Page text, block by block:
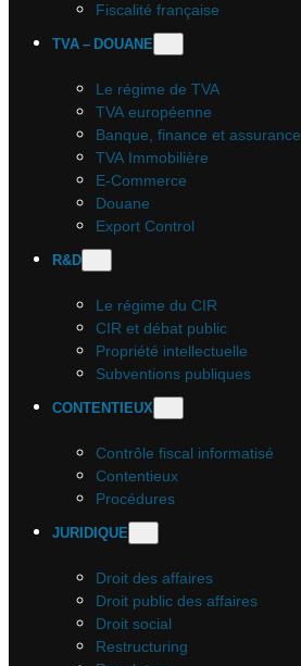
Fiscalité française
TVA – DOUANE
Le régime de TVA
TVA européenne
Banque, finance et assurance
TVA Immobilière
E-Commerce
Douane
Export Control
R&D
Le régime du CIR
CIR et débat public
Propriété intellectuelle
Subventions publiques
CONTENTIEUX
Contrôle fiscal informatisé
Contentieux
Procédures
JURIDIQUE
Droit des affaires
Droit public des affaires
Droit social
Restructuring